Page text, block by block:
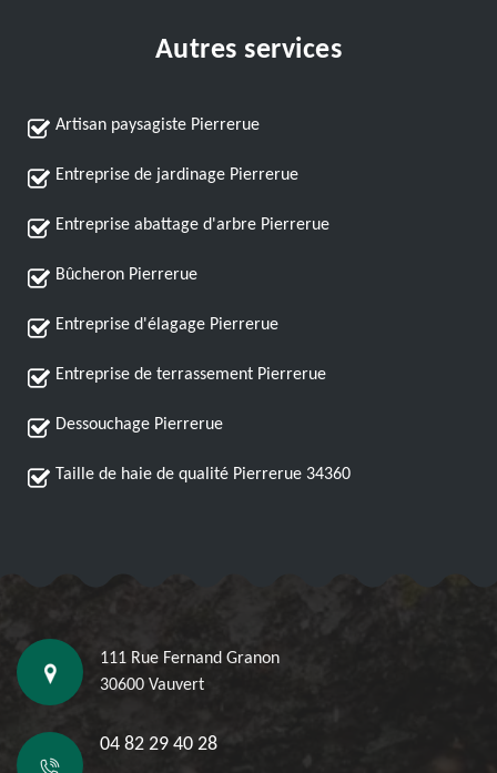
Autres services
Artisan paysagiste Pierrerue
Entreprise de jardinage Pierrerue
Entreprise abattage d'arbre Pierrerue
Bûcheron Pierrerue
Entreprise d'élagage Pierrerue
Entreprise de terrassement Pierrerue
Dessouchage Pierrerue
Taille de haie de qualité Pierrerue 34360
111 Rue Fernand Granon
30600 Vauvert
04 82 29 40 28